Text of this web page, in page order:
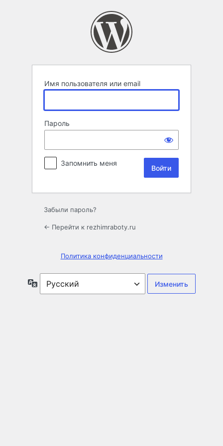
Имя пользователя или email
Пароль
Запомнить меня
Забыли пароль?
← Перейти к rezhimraboty.ru
Политика конфиденциальности
Язык